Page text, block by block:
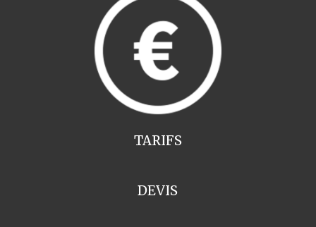
TARIFS
DEVIS